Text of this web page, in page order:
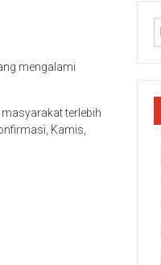
mengalami
terlebih
Kamis,